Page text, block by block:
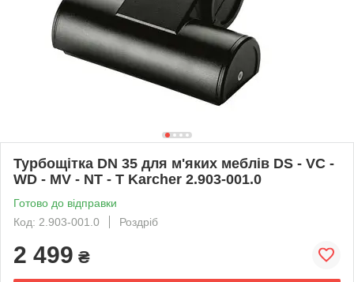
Турбощітка DN 35 для м'яких меблів DS - VC -
WD - MV - NT - T Karcher 2.903-001.0
Готово до відправки
Код: 2.903-001.0
Роздріб
2 499 ₴